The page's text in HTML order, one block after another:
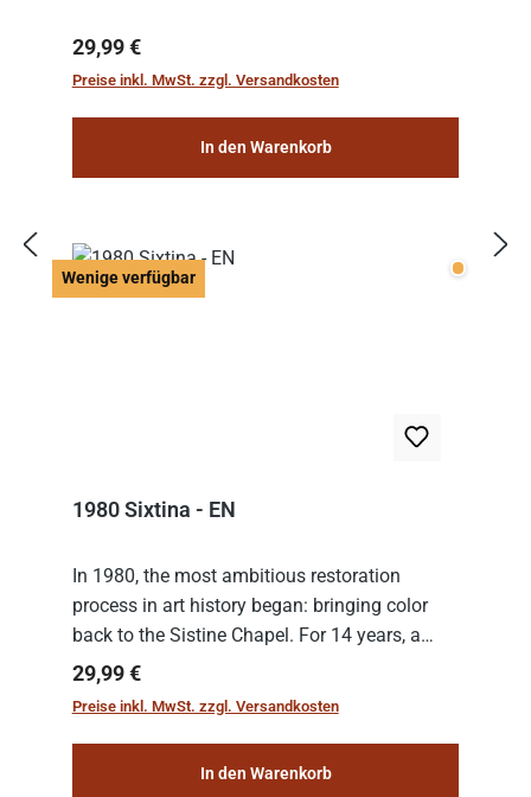
Regulärer Preis:
29,99 €
Preise inkl. MwSt. zzgl. Versandkosten
In den Warenkorb
Wenige verfügbar Wenige
1980 Sixtina - EN
In 1980, the most ambitious restoration
process in art history began: bringing color
back to the Sistine Chapel. For 14 years, a
team of experts from the Vatican undertook
the meticulous job of cleaning and
Regulärer Preis:
29,99 €
Preise inkl. MwSt. zzgl. Versandkosten
In den Warenkorb